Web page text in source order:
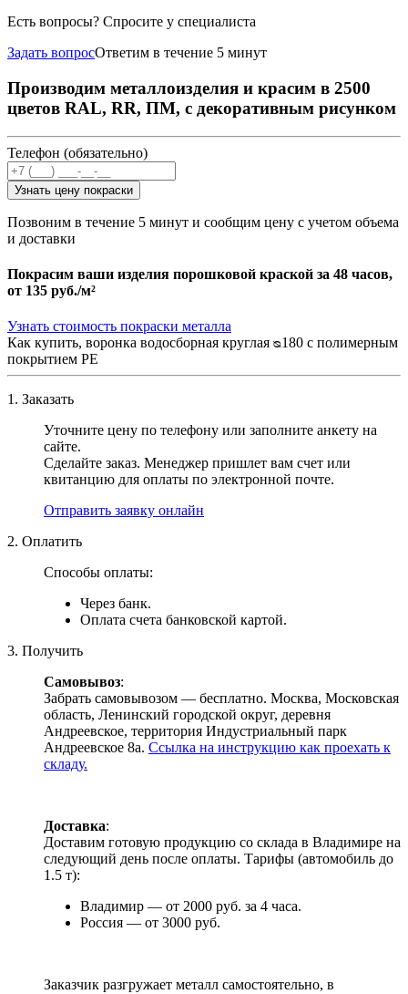
Есть вопросы? Спросите у специалиста
Задать вопросОтветим в течение 5 минут
Производим металлоизделия и красим в 2500
цветов RAL, RR, ПМ, с декоративным рисунком
Телефон (обязательно)
Узнать цену покраски
Позвоним в течение 5 минут и сообщим цену с учетом объема
и доставки
Покрасим ваши изделия порошковой краской за 48 часов,
от 135 руб./м²
Узнать стоимость покраски металла
Как купить, воронка водосборная круглая ᴓ180 с полимерным
покрытием PE
1. Заказать
Уточните цену по телефону или заполните анкету на
сайте.
Сделайте заказ. Менеджер пришлет вам счет или
квитанцию для оплаты по электронной почте.
Отправить заявку онлайн
2. Оплатить
Способы оплаты:
Через банк.
Оплата счета банковской картой.
3. Получить
Самовывоз:
Забрать самовывозом — бесплатно. Москва, Московская
область, Ленинский городской округ, деревня
Андреевское, территория Индустриальный парк
Андреевское 8а. Ссылка на инструкцию как проехать к
складу.
Доставка:
Доставим готовую продукцию со склада в Владимире на
следующий день после оплаты. Тарифы (автомобиль до
1.5 т):
Владимир — от 2000 руб. за 4 часа.
Россия — от 3000 руб.
Заказчик разгружает металл самостоятельно, в